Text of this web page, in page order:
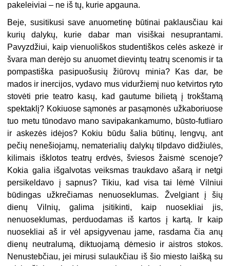
pakeleiviai – ne iš tų, kurie apgauna.
Beje, susitikusi save anuometinę būtinai paklausčiau kai
kurių dalykų, kurie dabar man visiškai nesuprantami.
Pavyzdžiui, kaip vienuoliškos studentiškos celės askezė ir
švara man derėjo su anuomet dievintų teatrų scenomis ir ta
pompastiška pasipuošusių žiūrovų minia? Kas dar, be
mados ir inercijos, vydavo mus viduržiemį nuo ketvirtos ryto
stovėti prie teatro kasų, kad gautume bilietą į trokštamą
spektaklį? Kokiuose sąmonės ar pasąmonės užkaboriuose
tuo metu tūnodavo mano savipakankamumo, būsto-futliaro
ir askezės idėjos? Kokiu būdu šalia būtinų, lengvų, ant
pečių nenešiojamų, nematerialių dalykų tilpdavo didžiulės,
kilimais išklotos teatrų erdvės, šviesos žaismė scenoje?
Kokia galia išgalvotas veiksmas traukdavo ašarą ir netgi
persikeldavo į sapnus? Tikiu, kad visa tai lėmė Vilniui
būdingas užkrečiamas nenuoseklumas. Žvelgiant į šių
dienų Vilnių, galima įsitikinti, kaip nuosekliai jis,
nenuoseklumas, perduodamas iš kartos į kartą. Ir kaip
nuosekliai aš ir vėl apsigyvenau jame, rasdama čia anų
dienų neutralumą, diktuojamą dėmesio ir aistros stokos.
Nenustebčiau, jei mirusi sulaukčiau iš šio miesto laišką su